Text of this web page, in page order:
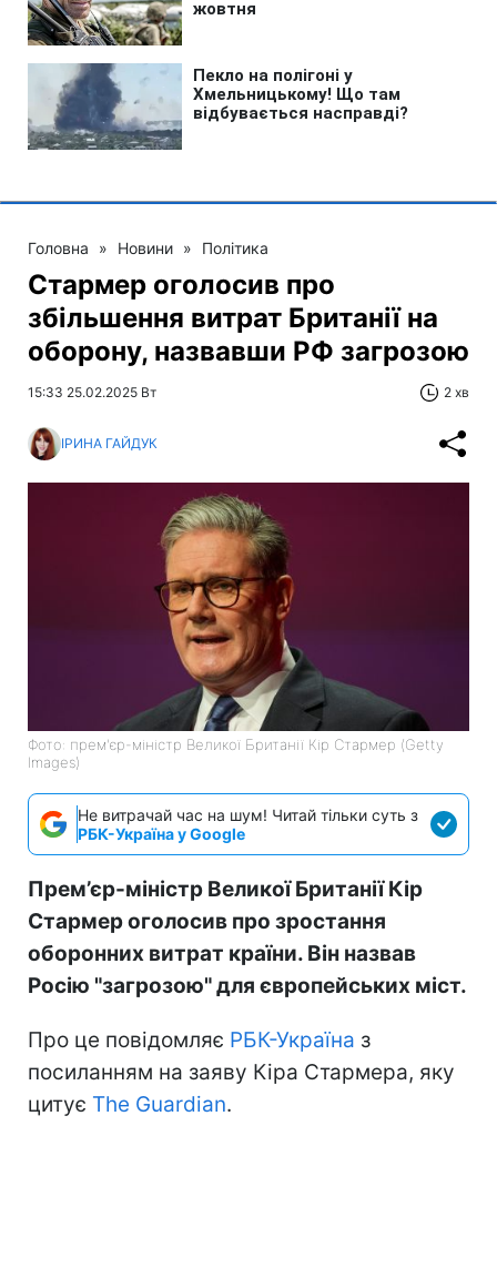
Головна » Новини » Політика
Стармер оголосив про
збільшення витрат Британії на
оборону, назвавши РФ загрозою
15:33 25.02.2025 Вт 2 хв
ІРИНА ГАЙДУК
Фото: прем'єр-міністр Великої Британії Кір Стармер (Getty
Images)
Не витрачай час на шум! Читай тільки суть з
РБК-Україна у Google
Прем’єр-міністр Великої Британії Кір
Стармер оголосив про зростання
оборонних витрат країни. Він назвав
Росію "загрозою" для європейських міст.
Про це повідомляє РБК-Україна з
посиланням на заяву Кіра Стармера, яку
цитує The Guardian.